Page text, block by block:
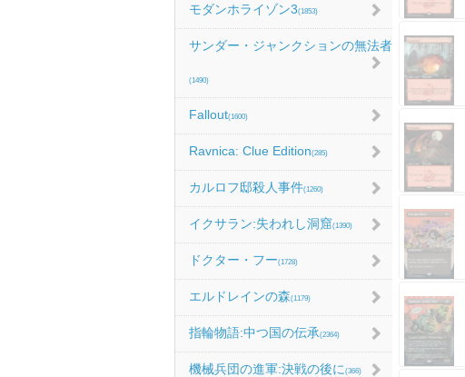
モダンホライゾン3(1853)
サンダー・ジャンクションの無法者
(1490)
Fallout(1600)
Ravnica: Clue Edition(285)
カルロフ邸殺人事件(1260)
イクサラン:失われし洞窟(1390)
ドクター・フー(1728)
エルドレインの森(1179)
指輪物語:中つ国の伝承(2364)
機械兵団の進軍:決戦の後に (366)